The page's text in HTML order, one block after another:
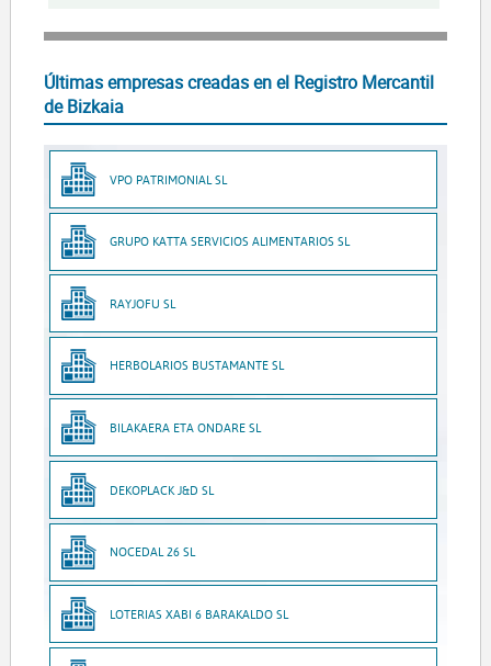
Últimas empresas creadas en el Registro Mercantil
de Bizkaia
VPO PATRIMONIAL SL
GRUPO KATTA SERVICIOS ALIMENTARIOS SL
RAYJOFU SL
HERBOLARIOS BUSTAMANTE SL
BILAKAERA ETA ONDARE SL
DEKOPLACK J&D SL
NOCEDAL 26 SL
LOTERIAS XABI 6 BARAKALDO SL